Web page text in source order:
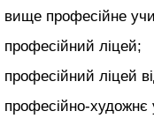
вище професійне
професійний ліцей;
професійний ліцей
професійно-